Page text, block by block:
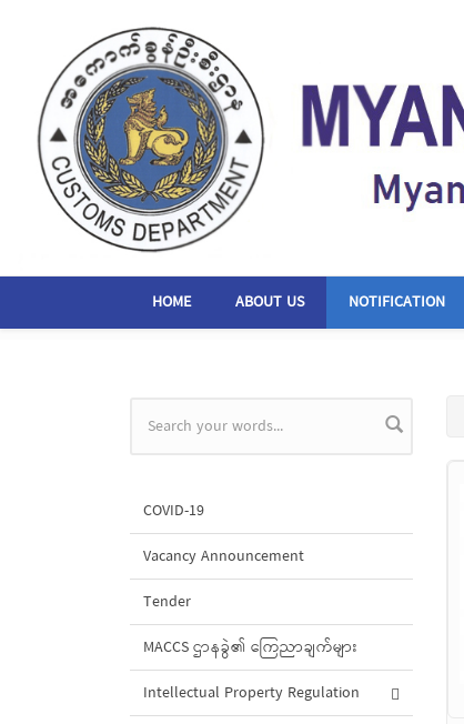
HOME ABOUT US NOTIFICATION
Search form
COVID-19
Vacancy Announcement
Tender
MACCS ဌာနခွဲ၏ ကြေညာချက်များ
Intellectual Property Regulation